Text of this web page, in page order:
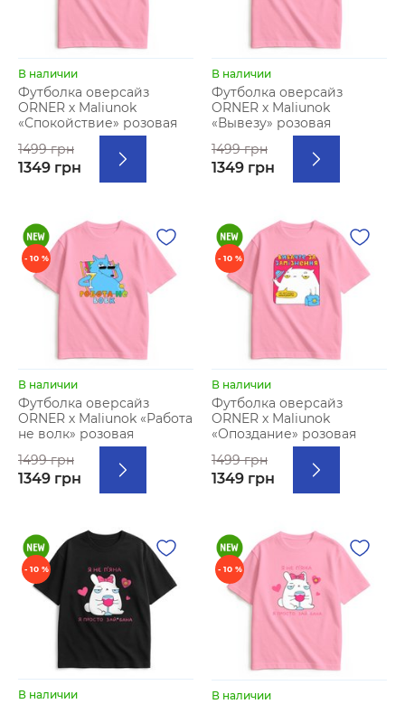
В наличии
Футболка оверсайз
ORNER х Maliunok
«Спокойствие» розовая
1499 грн
1349 грн
В наличии
Футболка оверсайз
ORNER х Maliunok
«Вывезу» розовая
1499 грн
1349 грн
- 10 %
В наличии
Футболка оверсайз
ORNER х Maliunok «Работа
не волк» розовая
1499 грн
1349 грн
- 10 %
В наличии
Футболка оверсайз
ORNER х Maliunok
«Опоздание» розовая
1499 грн
1349 грн
- 10 %
В наличии
- 10 %
В наличии